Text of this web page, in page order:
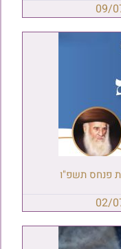
09/
פנחס תשפ"ו
02/